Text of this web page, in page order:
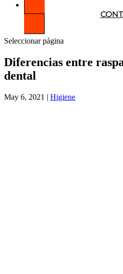
Seleccionar página
Diferencias entre
dental
May 6, 2021 | Higiene